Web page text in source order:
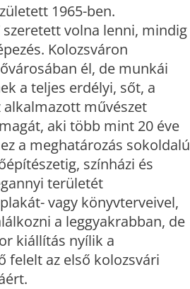
1965-ben.
volna lenni, mindig
Kolozsváron
él, de munkái
a teljes erdélyi, sőt, a
művészet
aki több mint 20 éve
a meghatározás sokoldalú
színházi és
területét
vagy könyvterveivel,
a leggyakrabban, de
kiállítás nyílik a
felelt az első kolozsvári